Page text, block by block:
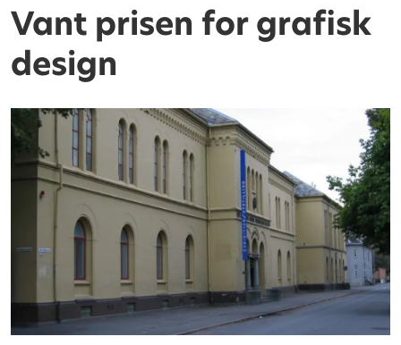
Vant prisen for grafisk
design